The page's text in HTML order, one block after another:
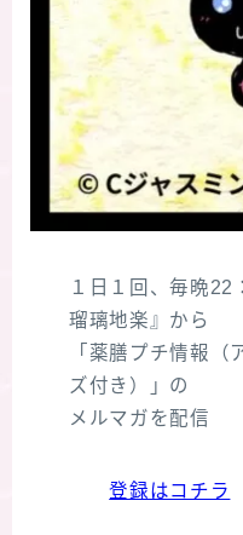
１日１回、毎晩22
瑠璃地楽』から
「薬膳プチ情報（
ズ付き）」の
メルマガを配信
登録はコチラ